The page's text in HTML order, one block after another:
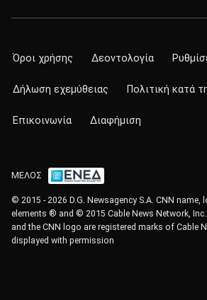
Όροι χρήσης Δεοντολογία
Δήλωση εχεμύθειας Πολιτική κατά
Επικοινωνία Διαφήμιση
ΜΕΛΟΣ
© 2015 - 2026 D.G. Newsagency S.A. CNN
elements ® and © 2015 Cable News Network,
and the CNN logo are registered marks of Cable
displayed with permission